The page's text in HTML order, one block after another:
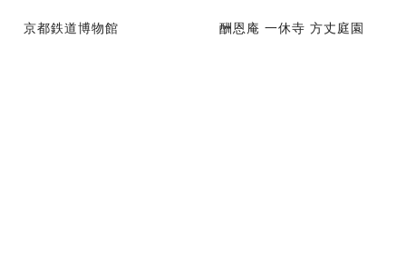
京都鉄道博物館 酬恩庵 一休寺 方丈庭園